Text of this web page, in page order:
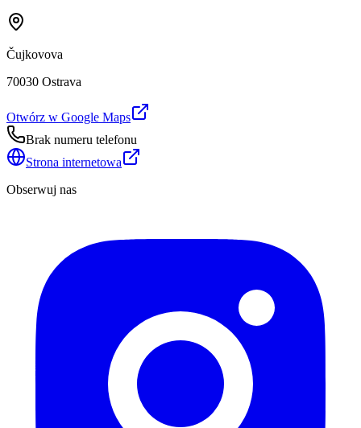
Čujkovova
70030 Ostrava
Otwórz w Google Maps
Brak numeru telefonu
Strona internetowa
Obserwuj nas